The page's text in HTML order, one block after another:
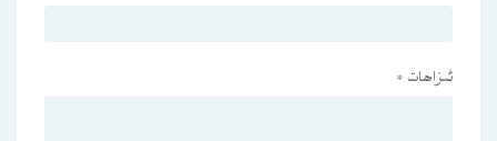
ئىزاھات *